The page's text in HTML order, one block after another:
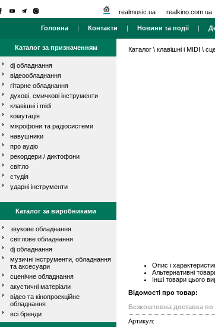
realmusic.ua realkino.com.ua
Головна | Контакти | Новини та події|
Каталог за призначенням
dj обладнання
відеообладнання
гітарне обладнання
духові, смичкові інструменти
клавішні і midi
комутація
мікрофони та радіосистеми
навушники
про аудіо
рекордери / диктофони
світло
студія
ударні інструменти
Каталог за виробниками
звукове обладнання
світлове обладнання
dj обладнання
музичні інструменти, обладнання
та аксесуари
сценічне обладнання
акустичні матеріали
відео та кінопроекційне
обладнання
всі бренди
Каталог \ клавішні і MIDI \
Опис і
Альтернативні
Інші товари цього
Відомості про товар:
Безкоштовна доставка по
Артикул: